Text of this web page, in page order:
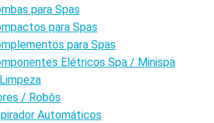
para Spas
para Spas
para Spas
Elétricos Spa / Minispa
/ Robôs
Automáticos